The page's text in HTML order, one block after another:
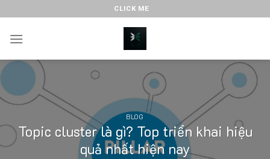
nội
CLICK ME
BLOG
Topic cluster là gì? Top triển khai hiệu
quả nhất hiện nay